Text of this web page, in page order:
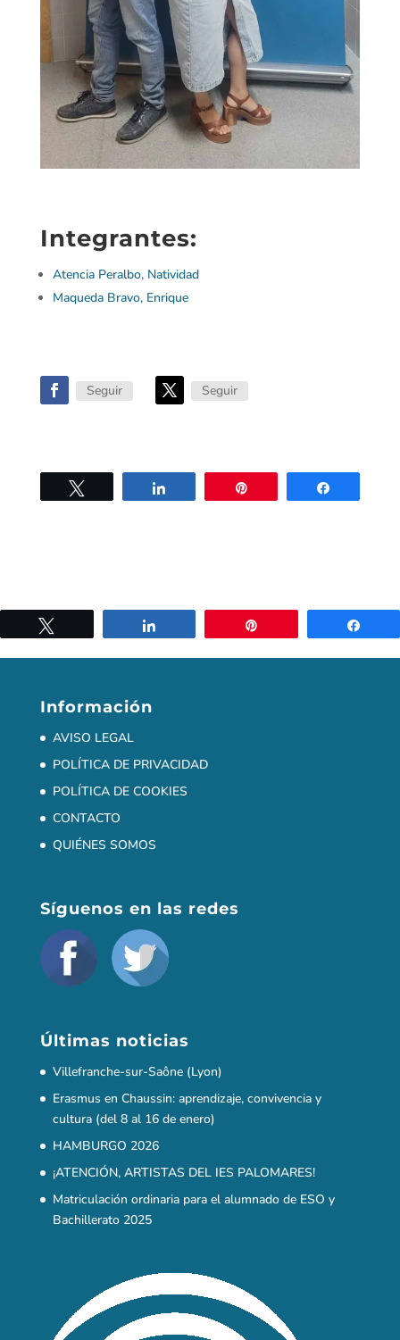
Integrantes:
Atencia Peralbo, Natividad
Maqueda Bravo, Enrique
Seguir Seguir
Información
AVISO LEGAL
POLÍTICA DE PRIVACIDAD
POLÍTICA DE COOKIES
CONTACTO
QUIÉNES SOMOS
Síguenos en las redes
Últimas noticias
Villefranche-sur-Saône (Lyon)
Erasmus en Chaussin: aprendizaje, convivencia y
cultura (del 8 al 16 de enero)
HAMBURGO 2026
¡ATENCIÓN, ARTISTAS DEL IES PALOMARES!
Matriculación ordinaria para el alumnado de ESO y
Bachillerato 2025